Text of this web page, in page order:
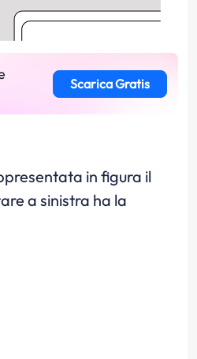
Scarica Gratis
in figura il
a sinistra ha la